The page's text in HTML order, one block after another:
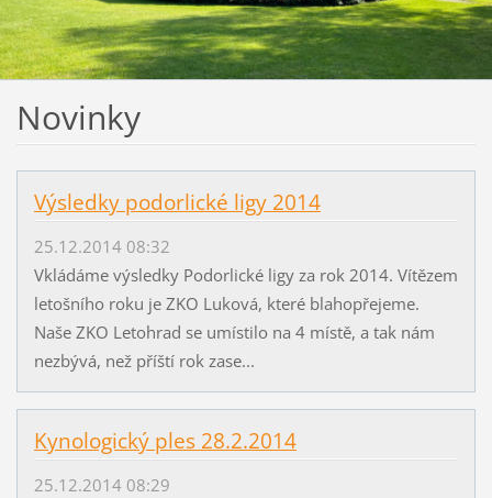
Novinky
Výsledky podorlické ligy 2014
25.12.2014 08:32
Vkládáme výsledky Podorlické ligy za rok 2014. Vítězem
letošního roku je ZKO Luková, které blahopřejeme.
Naše ZKO Letohrad se umístilo na 4 místě, a tak nám
nezbývá, než příští rok zase...
Kynologický ples 28.2.2014
25.12.2014 08:29